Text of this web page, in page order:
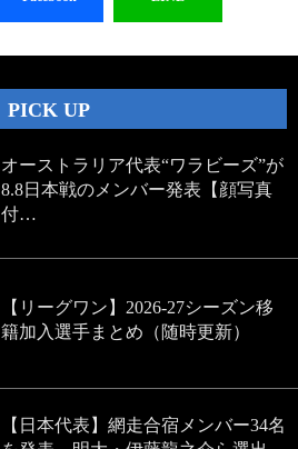
PICK UP
オーストラリア代表“ワラビーズ”が
8.8日本戦のメンバー発表【顔写真
付…
【リーグワン】2026-27シーズン移
籍加入選手まとめ（随時更新）
【日本代表】網走合宿メンバー34名